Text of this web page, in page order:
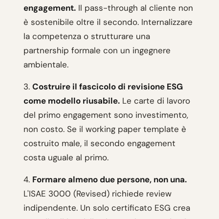
engagement. Il pass-through al cliente non
è sostenibile oltre il secondo. Internalizzare
la competenza o strutturare una
partnership formale con un ingegnere
ambientale.
3. Costruire il fascicolo di revisione ESG
come modello riusabile. Le carte di lavoro
del primo engagement sono investimento,
non costo. Se il working paper template è
costruito male, il secondo engagement
costa uguale al primo.
4. Formare almeno due persone, non una.
L'ISAE 3000 (Revised) richiede review
indipendente. Un solo certificato ESG crea